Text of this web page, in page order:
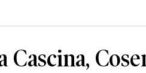
Cascina,